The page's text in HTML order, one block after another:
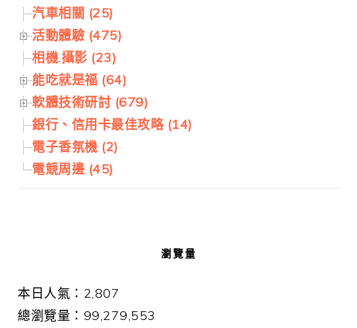
汽車相關 (25)
活動體驗 (475)
相機.攝影 (23)
能吃就是福 (64)
軟體技術研討 (679)
銀行、信用卡最佳攻略 (14)
電子香氛機 (2)
電競周邊 (45)
瀏覽量
本日人氣：2,807
總瀏覽量：99,279,553